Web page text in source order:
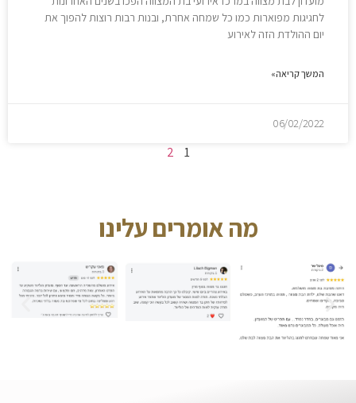
לחגיגות מפוארות כמו כל שמחה אחרת, ובנות רבות רוצות להפוך את
יום ההולדת הזה לאירוע
המשך קריאה»
06/02/2022
1
2
מה אומרים עלינו